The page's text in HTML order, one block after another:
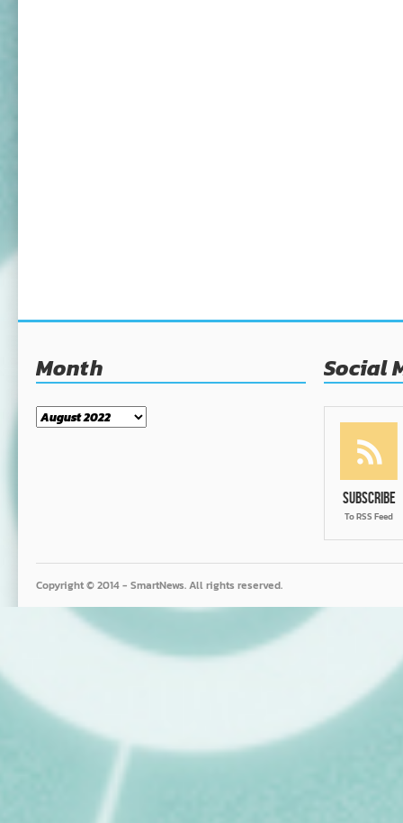
Month
Month
Social
Subscribe
To RSS Feed
Copyright © 2014 - SmartNews. All rights reserved.